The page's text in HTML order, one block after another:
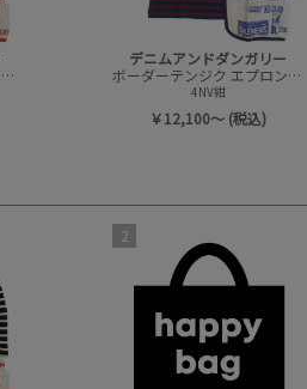
ボーダーテンジク エプロンツキ L/S TEE(8分袖)
デニムアンドダンガリー
ボーダーテンジク エプロンツキ L/S TEE(8分袖)
4NV紺
￥12,100～ (税込)
2